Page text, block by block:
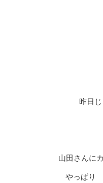
昨日
山田さんに
やっぱり